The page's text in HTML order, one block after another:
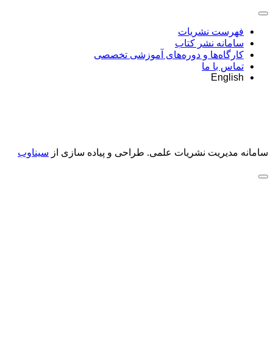
فهرست نشریات
سامانه نشر کتاب
کارگاه‌ها و دوره‌های آموزشی تخصصی
تماس با ما
English
سامانه مدیریت نشریات علمی. طراحی و پیاده سازی از سیناوب